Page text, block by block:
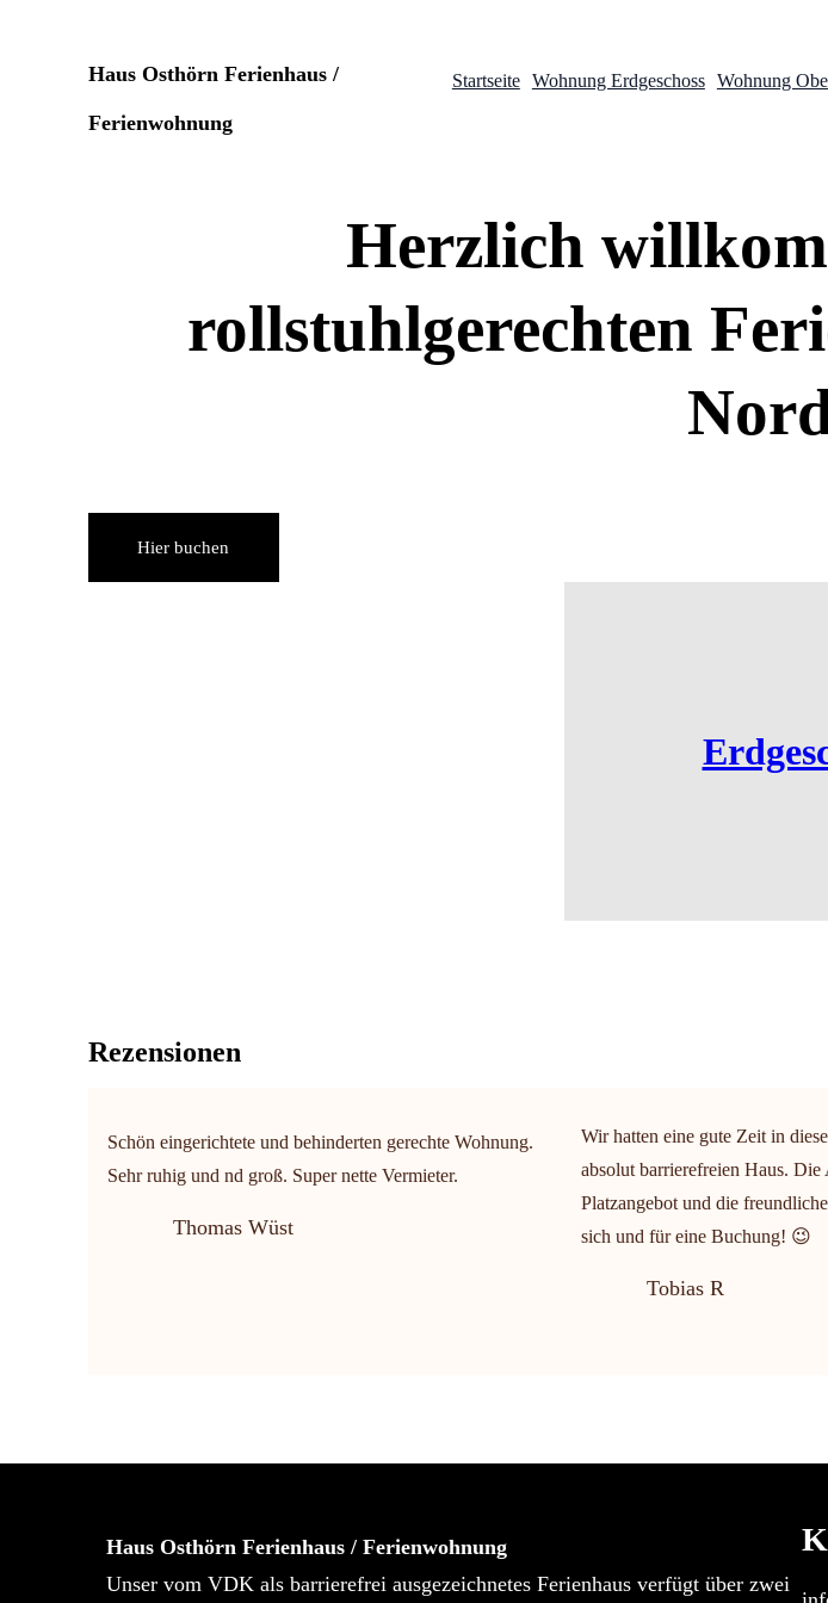
Haus Osthörn Ferienhaus /
Ferienwohnung
Startseite Wohnung Erdgeschoss Wohnung
Herzlich
rollstuhlgerechten
Hier buchen
Rezensionen
Schön eingerichtete und behinderten gerechte Wohnung.
Sehr ruhig und nd groß. Super nette Vermieter.
Thomas Wüst
Wir hatten eine gute Zeit in
absolut barrierefreien Haus. Die
Platzangebot und die
sich und für eine Buchung! 😉
Tobias R
Haus Osthörn Ferienhaus / Ferienwohnung
Unser vom VDK als barrierefrei ausgezeichnetes Ferienhaus verfügt über zwei